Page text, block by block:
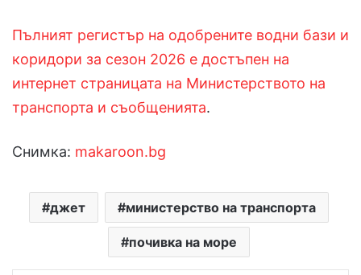
Пълният регистър на одобрените водни бази и
коридори за сезон 2026 е достъпен на
интернет страницата на Министерството на
транспорта и съобщенията.
Снимка: makaroon.bg
джет министерство на транспорта
почивка на море